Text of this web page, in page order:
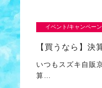
イベント/キャンペーン
【買うなら】決
いつもスズキ自販
算…